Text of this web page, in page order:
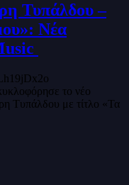
Τυπάλδου –
Νέα
το νέο
Τυπάλδου με τίτλο «Τα